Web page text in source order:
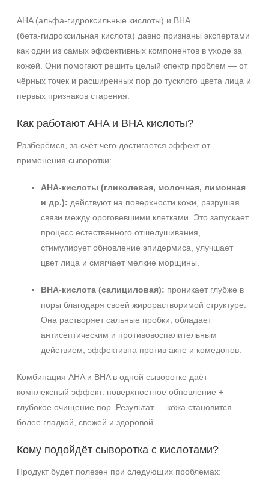
AHA (альфа‑гидроксильные кислоты) и BHA
(бета‑гидроксильная кислота) давно признаны экспертами
как одни из самых эффективных компонентов в уходе за
кожей. Они помогают решить целый спектр проблем — от
чёрных точек и расширенных пор до тусклого цвета лица и
первых признаков старения.
Как работают AHA и BHA кислоты?
Разберёмся, за счёт чего достигается эффект от
применения сыворотки:
AHA-кислоты (гликолевая, молочная, лимонная
и др.): действуют на поверхности кожи, разрушая
связи между ороговевшими клетками. Это запускает
процесс естественного отшелушивания,
стимулирует обновление эпидермиса, улучшает
цвет лица и смягчает мелкие морщины.
BHA-кислота (салициловая): проникает глубже в
поры благодаря своей жирорастворимой структуре.
Она растворяет сальные пробки, обладает
антисептическим и противовоспалительным
действием, эффективна против акне и комедонов.
Комбинация AHA и BHA в одной сыворотке даёт
комплексный эффект: поверхностное обновление +
глубокое очищение пор. Результат — кожа становится
более гладкой, свежей и здоровой.
Кому подойдёт сыворотка с кислотами?
Продукт будет полезен при следующих проблемах:
+7 (929) 933-09-89